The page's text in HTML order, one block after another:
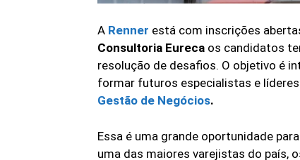
A Renner está com inscrições
Consultoria Eureca os candidatos
resolução de desafios. O objetivo é
formar futuros especialistas e
Gestão de Negócios.
Essa é uma grande oportunidade
uma das maiores varejistas do país,